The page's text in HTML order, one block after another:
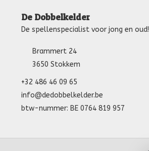
De Dobbelkelder
De spellenspecialist voor jong en oud!
Brammert 24
3650 Stokkem
+32 486 46 09 65
info@dedobbelkelder.be
btw-nummer: BE 0764 819 957